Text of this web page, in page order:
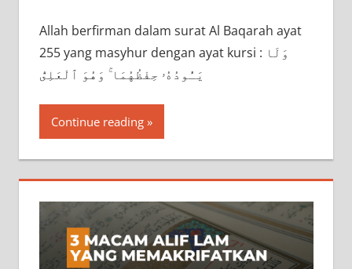
Allah berfirman dalam surat Al Baqarah ayat
255 yang masyhur dengan ayat kursi : وَلَا
يَـُٔودُهُۥ حِفْظُهُمَا ۚ وَهُوَ ٱلْعَلِىُّ
Continue reading